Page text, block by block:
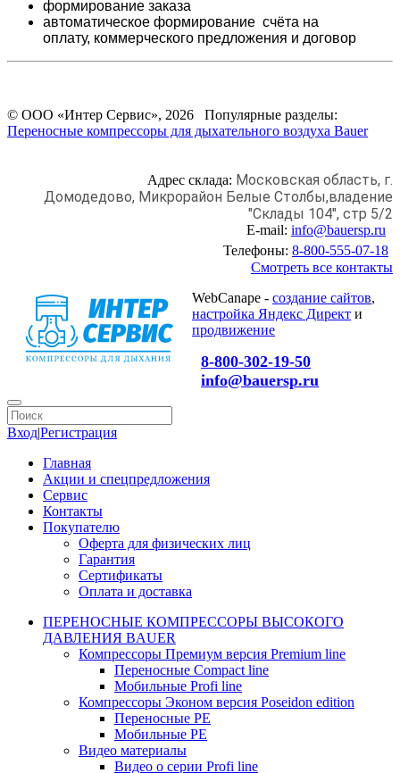
формирование заказа
автоматическое формирование счёта на
оплату, коммерческого предложения и договор
© ООО «Интер Сервис», 2026 Популярные разделы:
Переносные компрессоры для дыхательного воздуха Bauer
Адрес склада: Московская область, г.
Домодедово, Микрорайон Белые Столбы,владение
"Склады 104", стр 5/2
E-mail: info@bauersp.ru
Телефоны: 8-800-555-07-18
Смотреть все контакты
WebCanape - создание сайтов,
настройка Яндекс Директ и
продвижение
8-800-302-19-50
info@bauersp.ru
Вход|Регистрация
Главная
Акции и спецпредложения
Сервис
Контакты
Покупателю
Оферта для физических лиц
Гарантия
Сертификаты
Оплата и доставка
ПЕРЕНОСНЫЕ КОМПРЕССОРЫ ВЫСОКОГО
ДАВЛЕНИЯ BAUER
Компрессоры Премиум версия Premium line
Переносные Compact line
Мобильные Profi line
Компрессоры Эконом версия Poseidon edition
Переносные PE
Мобильные PE
Видео материалы
Видео о серии Profi line